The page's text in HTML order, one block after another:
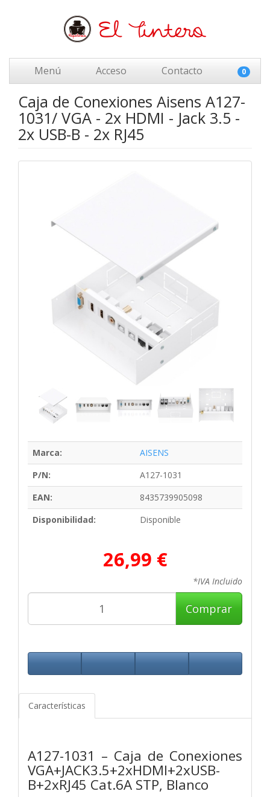
Menú Acceso Contacto 0
Caja de Conexiones Aisens A127-
1031/ VGA - 2x HDMI - Jack 3.5 -
2x USB-B - 2x RJ45
Marca:
AISENS
P/N:
A127-1031
EAN:
8435739905098
Disponibilidad:
Disponible
26,99 €
*IVA Incluido
Comprar
Características
A127-1031 – Caja de Conexiones
VGA+JACK3.5+2xHDMI+2xUSB-
B+2xRJ45 Cat.6A STP, Blanco